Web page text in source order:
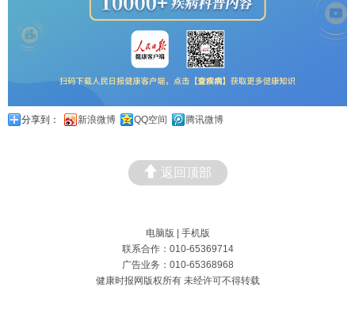
分享到： 新浪微博 QQ空间 腾讯微博
返回顶部
电脑版
手机版
联系合作：010-65369714
广告业务：010-65368968
健康时报网版权所有 未经许可不得转载